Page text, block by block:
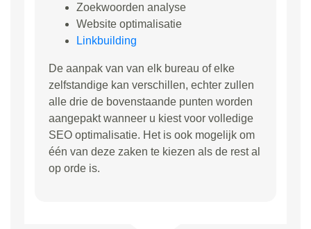
Zoekwoorden analyse
Website optimalisatie
Linkbuilding
De aanpak van van elk bureau of elke
zelfstandige kan verschillen, echter zullen
alle drie de bovenstaande punten worden
aangepakt wanneer u kiest voor volledige
SEO optimalisatie. Het is ook mogelijk om
één van deze zaken te kiezen als de rest al
op orde is.